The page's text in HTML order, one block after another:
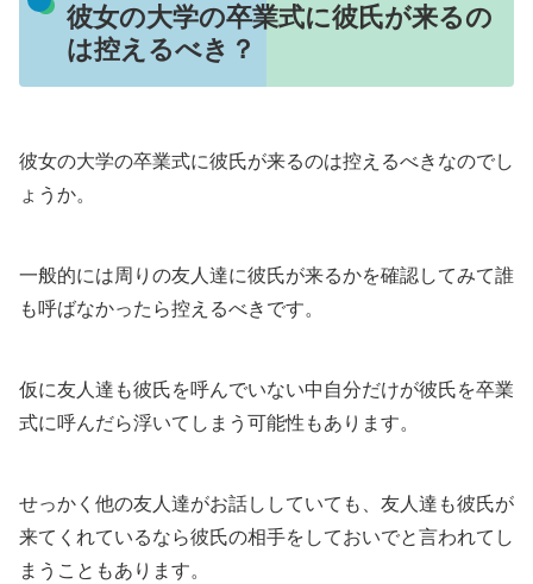
彼女の大学の卒業式に彼氏が来るの
は控えるべき？
彼女の大学の卒業式に彼氏が来るのは控えるべきなのでし
ょうか。
一般的には周りの友人達に彼氏が来るかを確認してみて誰
も呼ばなかったら控えるべきです。
仮に友人達も彼氏を呼んでいない中自分だけが彼氏を卒業
式に呼んだら浮いてしまう可能性もあります。
せっかく他の友人達がお話ししていても、友人達も彼氏が
来てくれているなら彼氏の相手をしておいでと言われてし
まうこともあります。